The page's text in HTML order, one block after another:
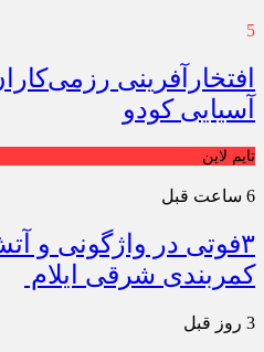
5
افتخارآفرینی
آسیایی کودو
تایم لاین
6 ساعت قبل
کمربندی شرقی ایلام
3 روز قبل